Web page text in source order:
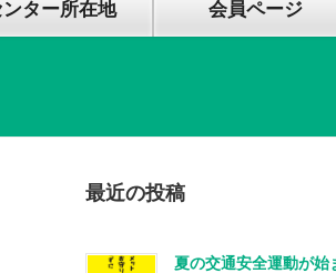
ンター所在地 会員ページ
最近の投稿
夏の交通安全運動が始